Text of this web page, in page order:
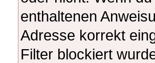
enthaltenen
Adresse korrekt
Filter blockiert